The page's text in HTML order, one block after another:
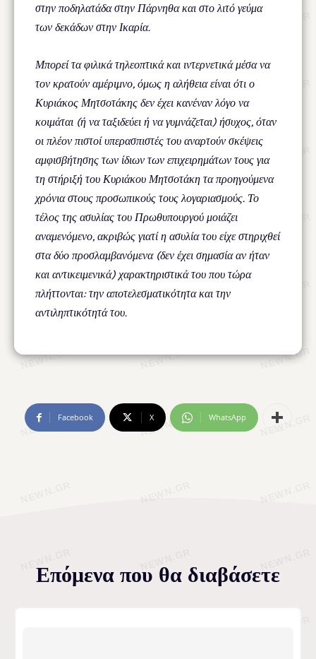
στην ποδηλατάδα στην Πάρνηθα και στο λιτό γεύμα
των δεκάδων στην Ικαρία.
Μπορεί τα φιλικά τηλεοπτικά και ιντερνετικά μέσα να
τον κρατούν αμέριμνο, όμως η αλήθεια είναι ότι ο
Κυριάκος Μητσοτάκης δεν έχει κανέναν λόγο να
κοιμάται (ή να ταξιδεύει ή να γυμνάζεται) ήσυχος, όταν
οι πλέον πιστοί υπερασπιστές του αναρτούν σκέψεις
αμφισβήτησης των ίδιων των επιχειρημάτων τους για
τη στήριξή του Κυριάκου Μητσοτάκη τα προηγούμενα
χρόνια στους προσωπικούς τους λογαριασμούς. Το
τέλος της ασυλίας του Πρωθυπουργού μοιάζει
αναμενόμενο, ακριβώς γιατί η ασυλία του είχε στηριχθεί
στα δύο προσλαμβανόμενα (δεν έχει σημασία αν ήταν
και αντικειμενικά) χαρακτηριστικά του που τώρα
πλήττονται: την αποτελεσματικότητα και την
αντιληπτικότητά του.
Facebook X WhatsApp
Επόμενα που θα διαβάσετε